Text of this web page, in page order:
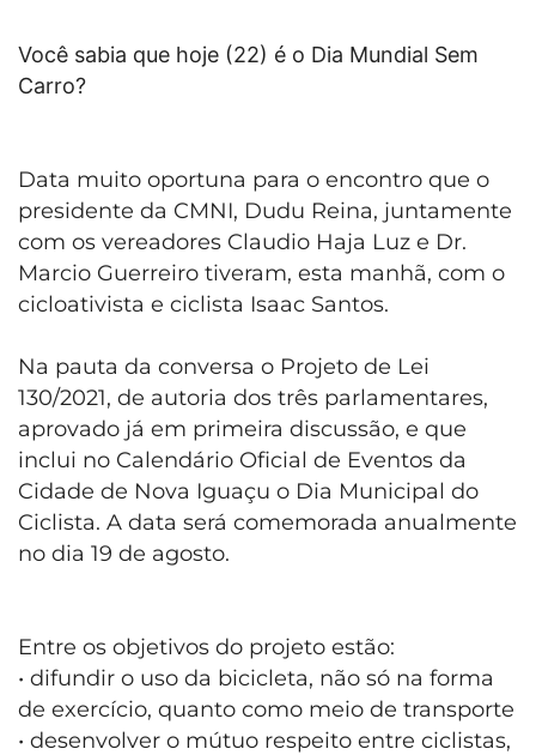
Você sabia que hoje (22) é o Dia Mundial Sem
Carro?
Data muito oportuna para o encontro que o
presidente da CMNI, Dudu Reina, juntamente
com os vereadores Claudio Haja Luz e Dr.
Marcio Guerreiro tiveram, esta manhã, com o
cicloativista e ciclista Isaac Santos.
Na pauta da conversa o Projeto de Lei
130/2021, de autoria dos três parlamentares,
aprovado já em primeira discussão, e que
inclui no Calendário Oficial de Eventos da
Cidade de Nova Iguaçu o Dia Municipal do
Ciclista. A data será comemorada anualmente
no dia 19 de agosto.
Entre os objetivos do projeto estão:
• difundir o uso da bicicleta, não só na forma
de exercício, quanto como meio de transporte
• desenvolver o mútuo respeito entre ciclistas,